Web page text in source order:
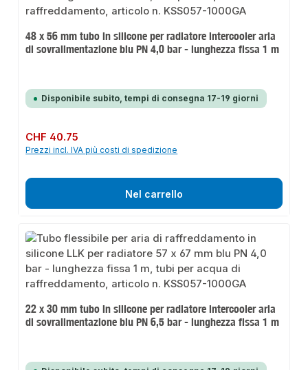
48 x 56 mm tubo in silicone per radiatore intercooler aria
di sovralimentazione blu PN 4,0 bar - lunghezza fissa 1 m
Disponibile subito, tempi di consegna 17-19 giorni
Prezzo normale:
CHF 40.75
Prezzi incl. IVA più costi di spedizione
Nel carrello
22 x 30 mm tubo in silicone per radiatore intercooler aria
di sovralimentazione blu PN 6,5 bar - lunghezza fissa 1 m